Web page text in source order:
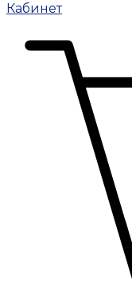
Кабинет